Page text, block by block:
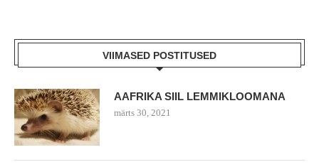
VIIMASED POSTITUSED
AAFRIKA SIIL LEMMIKLOOMANA
märts 30, 2021